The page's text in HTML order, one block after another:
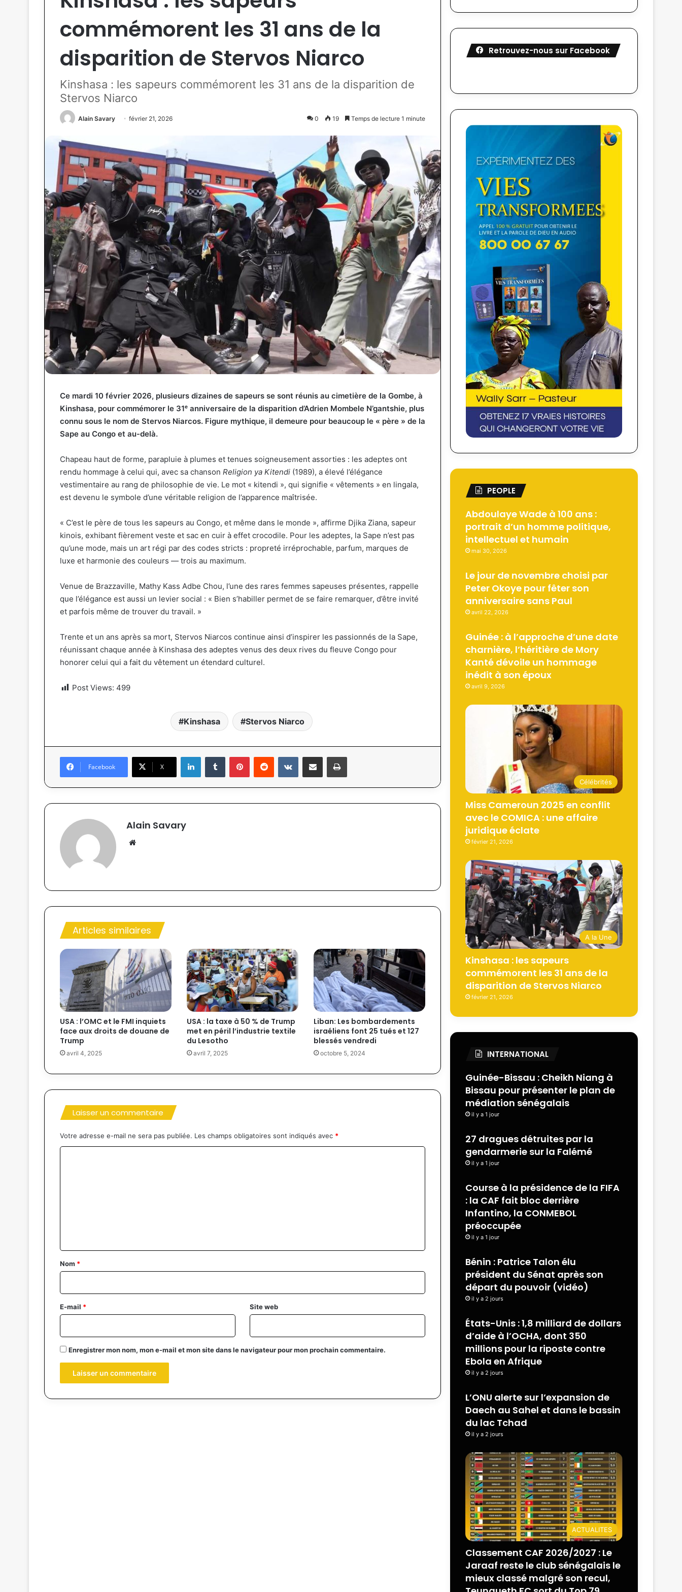
commémorent les 31 ans de la
disparition de Stervos Niarco
Kinshasa : les sapeurs commémorent les 31 ans de la disparition de
Stervos Niarco
Alain Savary février 21, 2026 0 19 Temps de lecture 1 minute
Ce mardi 10 février 2026, plusieurs dizaines de sapeurs se sont réunis au cimetière de la Gombe, à
Kinshasa, pour commémorer le 31ᵉ anniversaire de la disparition d’Adrien Mombele N’gantshie, plus
connu sous le nom de Stervos Niarcos. Figure mythique, il demeure pour beaucoup le « père » de la
Sape au Congo et au-delà.
Chapeau haut de forme, parapluie à plumes et tenues soigneusement assorties : les adeptes ont
rendu hommage à celui qui, avec sa chanson Religion ya Kitendi (1989), a élevé l’élégance
vestimentaire au rang de philosophie de vie. Le mot « kitendi », qui signifie « vêtements » en lingala,
est devenu le symbole d’une véritable religion de l’apparence maîtrisée.
« C’est le père de tous les sapeurs au Congo, et même dans le monde », affirme Djika Ziana, sapeur
kinois, exhibant fièrement veste et sac en cuir à effet crocodile. Pour les adeptes, la Sape n’est pas
qu’une mode, mais un art régi par des codes stricts : propreté irréprochable, parfum, marques de
luxe et harmonie des couleurs — trois au maximum.
Venue de Brazzaville, Mathy Kass Adbe Chou, l’une des rares femmes sapeuses présentes, rappelle
que l’élégance est aussi un levier social : « Bien s’habiller permet de se faire remarquer, d’être invité
et parfois même de trouver du travail. »
Trente et un ans après sa mort, Stervos Niarcos continue ainsi d’inspirer les passionnés de la Sape,
réunissant chaque année à Kinshasa des adeptes venus des deux rives du fleuve Congo pour
honorer celui qui a fait du vêtement un étendard culturel.
Post Views: 499
Kinshasa Stervos Niarco
Facebook X
Alain Savary
Articles similaires
USA : l’OMC et le FMI inquiets
face aux droits de douane de
Trump
avril 4, 2025
USA : la taxe à 50 % de Trump
met en péril l’industrie textile
du Lesotho
avril 7, 2025
Liban: Les bombardements
israéliens font 25 tués et 127
blessés vendredi
octobre 5, 2024
Laisser un commentaire
Votre adresse e-mail ne sera pas publiée. Les champs obligatoires sont indiqués avec *
a
i
r
e
Nom *
E-mail * Site web
Enregistrer mon nom, mon e-mail et mon site dans le navigateur pour mon prochain commentaire.
Retrouvez-nous sur Facebook
PEOPLE
Abdoulaye Wade à 100 ans :
portrait d’un homme politique,
intellectuel et humain
mai 30, 2026
Le jour de novembre choisi par
Peter Okoye pour fêter son
anniversaire sans Paul
avril 22, 2026
Guinée : à l’approche d’une date
charnière, l’héritière de Mory
Kanté dévoile un hommage
inédit à son époux
avril 9, 2026
Célébrités
Miss Cameroun 2025 en conflit
avec le COMICA : une affaire
juridique éclate
février 21, 2026
A la Une
Kinshasa : les sapeurs
commémorent les 31 ans de la
disparition de Stervos Niarco
février 21, 2026
INTERNATIONAL
Guinée-Bissau : Cheikh Niang à
Bissau pour présenter le plan de
médiation sénégalais
il y a 1 jour
27 dragues détruites par la
gendarmerie sur la Falémé
il y a 1 jour
Course à la présidence de la FIFA
: la CAF fait bloc derrière
Infantino, la CONMEBOL
préoccupée
il y a 1 jour
Bénin : Patrice Talon élu
président du Sénat après son
départ du pouvoir (vidéo)
il y a 2 jours
États-Unis : 1,8 milliard de dollars
d’aide à l’OCHA, dont 350
millions pour la riposte contre
Ebola en Afrique
il y a 2 jours
L’ONU alerte sur l’expansion de
Daech au Sahel et dans le bassin
du lac Tchad
il y a 2 jours
ACTUALITES
Classement CAF 2026/2027 : Le
Jaraaf reste le club sénégalais le
mieux classé malgré son recul,